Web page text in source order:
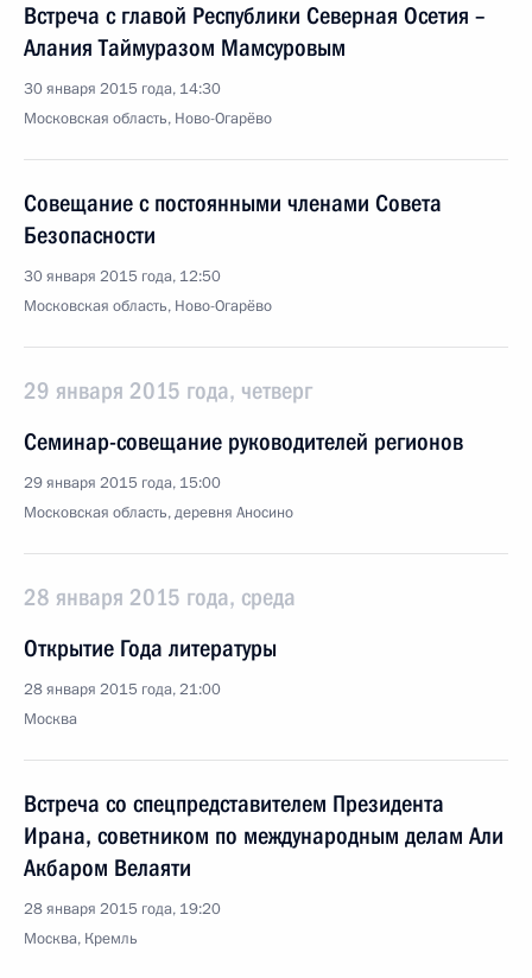
Встреча с главой Республики Северная Осетия –
Алания Таймуразом Мамсуровым
30 января 2015 года, 14:30
Московская область, Ново-Огарёво
Совещание с постоянными членами Совета
Безопасности
30 января 2015 года, 12:50
Московская область, Ново-Огарёво
29 января 2015 года, четверг
Семинар-совещание руководителей регионов
29 января 2015 года, 15:00
Московская область, деревня Аносино
28 января 2015 года, среда
Открытие Года литературы
28 января 2015 года, 21:00
Москва
Встреча со спецпредставителем Президента
Ирана, советником по международным делам Али
Акбаром Велаяти
28 января 2015 года, 19:20
Москва, Кремль